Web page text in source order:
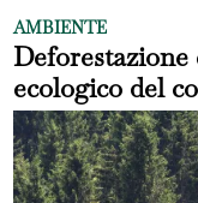
AMBIENTE
Deforestazione
ecologico del